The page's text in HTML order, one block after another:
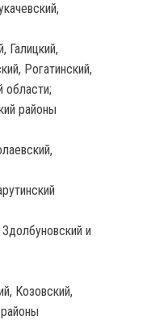
Галицкий,
Рогатинский,
области;
районы
и
Козовский,